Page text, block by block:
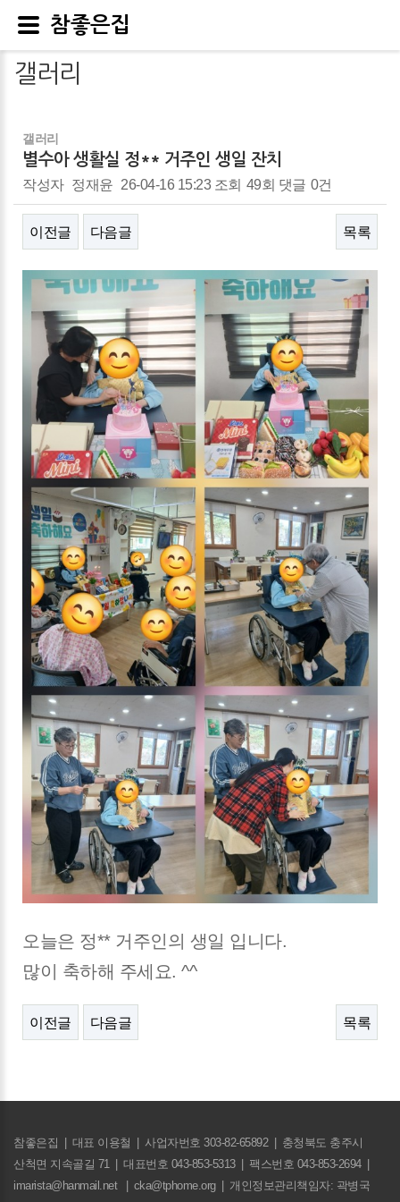
갤러리
갤러리
별수아 생활실 정** 거주인 생일 잔치
작성자 정재윤 26-04-16 15:23조회 49회 댓글 0건
이전글 다음글 목록
본문
오늘은 정** 거주인의 생일 입니다.
많이 축하해 주세요. ^^
이전글 다음글 목록
참좋은집 대표 이용철 사업자번호 303-82-65892
충청북도 충주시
산척면 지속골길 71
대표번호 043-853-5313 팩스번호 043-853-2694
imarista@hanmail.net
cka@tphome.org 개인정보관리책임자: 곽병국
참좋은집